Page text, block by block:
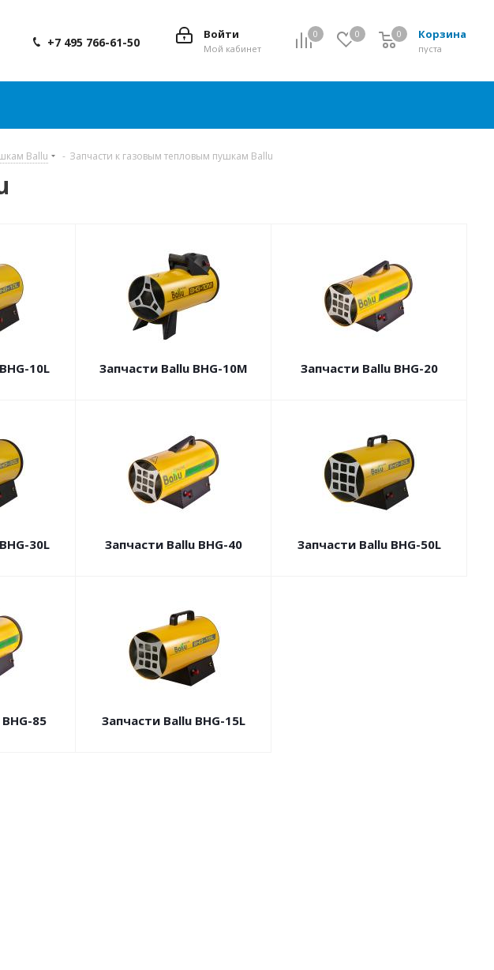
0 0 Корзина
0
пуста
0
Войти
Мой кабинет
+7 495 766-61-50
Ballu - Запчасти к газовым тепловым пушкам Ballu
10L Запчасти Ballu BHG-10M Запчасти Ballu BHG-20
30L Запчасти Ballu BHG-40 Запчасти Ballu BHG-50L
85 Запчасти Ballu BHG-15L